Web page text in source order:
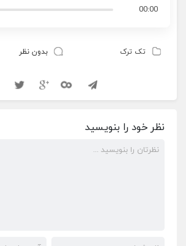
00:00
تک ترک بدون نظر
نظر خود را بنویسید